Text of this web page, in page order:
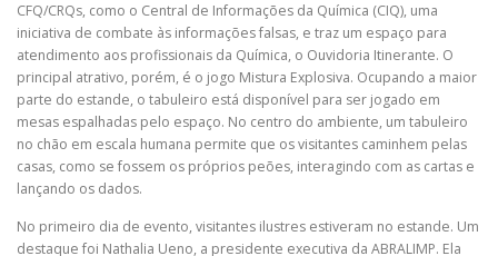
CFQ/CRQs, como o Central de Informações da Química (CIQ), uma
iniciativa de combate às informações falsas, e traz um espaço para
atendimento aos profissionais da Química, o Ouvidoria Itinerante. O
principal atrativo, porém, é o jogo Mistura Explosiva. Ocupando a maior
parte do estande, o tabuleiro está disponível para ser jogado em
mesas espalhadas pelo espaço. No centro do ambiente, um tabuleiro
no chão em escala humana permite que os visitantes caminhem pelas
casas, como se fossem os próprios peões, interagindo com as cartas e
lançando os dados.
No primeiro dia de evento, visitantes ilustres estiveram no estande. Um
destaque foi Nathalia Ueno, a presidente executiva da ABRALIMP. Ela